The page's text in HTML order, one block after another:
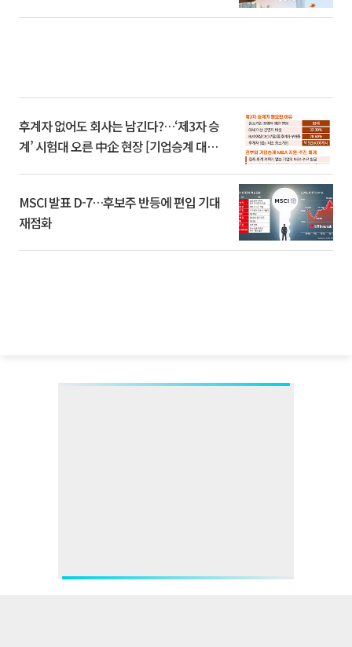
후계자 없어도 회사는 남긴다?…‘제3자 승
계’ 시험대 오른 中企 현장 [기업승계 대전
MSCI 발표 D-7…후보주 반등에 편입 기대
재점화